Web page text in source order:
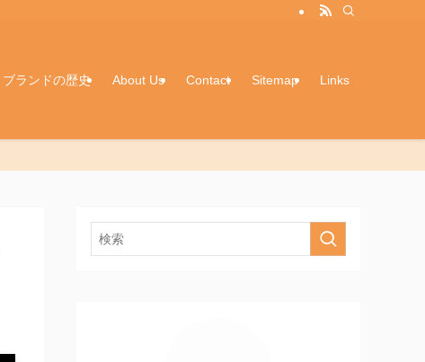
ブランドの歴史 About Us Contact Sitemap Links